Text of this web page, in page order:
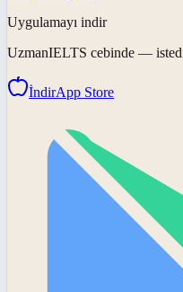
Uygulamayı indir
UzmanIELTS cebinde —
İndirApp Store